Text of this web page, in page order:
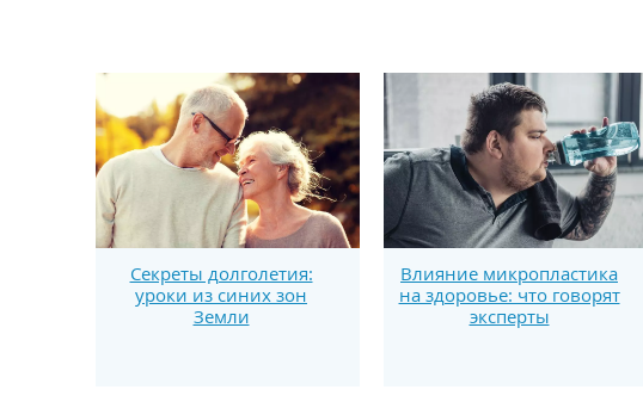
Секреты долголетия:
уроки из синих зон
Земли
Влияние микропластика
на здоровье: что говорят
эксперты